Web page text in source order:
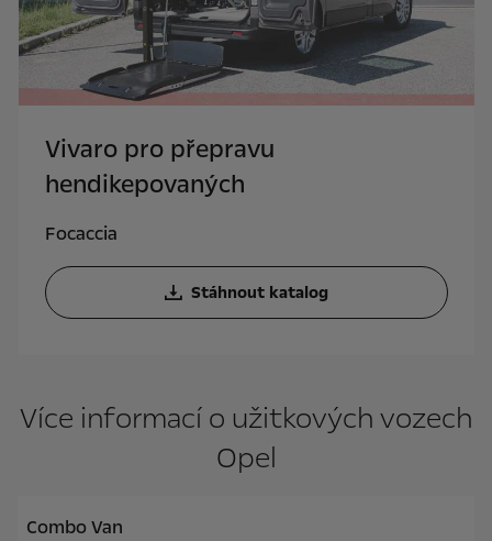
Vivaro pro přepravu
hendikepovaných
Focaccia
Stáhnout katalog
Více informací o užitkových vozech
Opel
Combo Van